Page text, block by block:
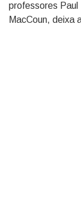
professores Paul
MacCoun, deixa